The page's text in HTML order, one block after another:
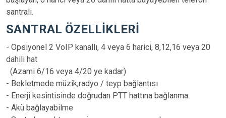
santralı.
SANTRAL ÖZELLİKLERİ
- Opsiyonel 2 VoIP kanallı, 4 veya 6 harici, 8,12,16 veya 20
dahili hat
(Azami 6/16 veya 4/20 ye kadar)
- Bekletmede müzik,radyo / teyp bağlantısı
- Enerji kesintisinde doğrudan PTT hattına bağlanma
- Akü bağlayabilme